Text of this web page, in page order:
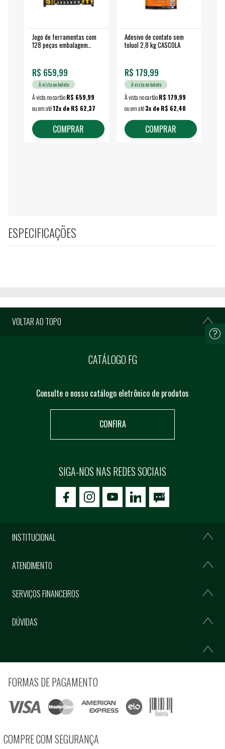
Jogo de ferramentas com
128 peças embalagem
R$ 659,99
À vista no boleto
À vista no cartãoR$ 659,99
ou em até12x de R$ 62,37
COMPRAR
Adesivo de contato sem
toluol 2,8 kg CASCOLA
R$ 179,99
À vista no boleto
À vista no cartãoR$ 179,99
ou em até3x de R$ 62,40
COMPRAR
ESPECIFICAÇÕES
VOLTAR AO TOPO
CATÁLOGO FG
Consulte o nosso catálogo eletrônico de produtos
CONFIRA
SIGA-NOS NAS REDES SOCIAIS
icon-facebookicon-social02icon-social03
INSTITUCIONAL
ATENDIMENTO
SERVIÇOS FINANCEIROS
DÚVIDAS
FORMAS DE PAGAMENTO
COMPRE COM SEGURANÇA